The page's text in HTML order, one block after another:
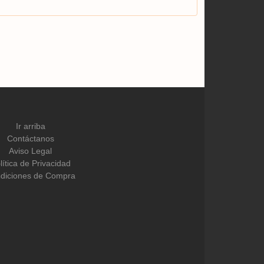
Ir arriba
Contáctanos
Aviso Legal
de Privacidad
de Compra